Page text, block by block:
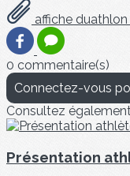
affiche duathlon
0 commentaire(s)
Connectez-vous
Consultez
Présentation